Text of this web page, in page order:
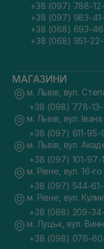
+38 (097) 788-
+38 (097) 983-
+38 (068) 693-
+38 (068) 951-
МАГАЗИНИ
м. Львів, вул.
+38 (098) 778-
м. Львів, вул.
+38 (097) 611-95-
м. Львів, вул.
+38 (097) 101-97-
м. Рівне, вул. 16-
+38 (097) 544-
м. Рівне, вул.
+38 (068) 209-
м. Луцьк, вул.
+38 (098) 076-